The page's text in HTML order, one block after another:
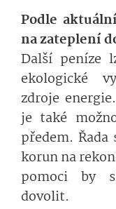
Podle
na zateplení
Další peníze
ekologické
zdroje
je také
předem.
korun na
pomoci by
dovolit.